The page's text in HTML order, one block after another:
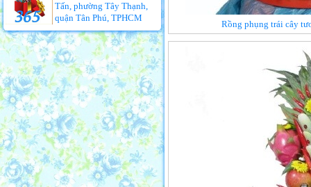
Tấn, phường Tây Thạnh,
quận Tân Phú, TPHCM
Rồng phụng trái cây